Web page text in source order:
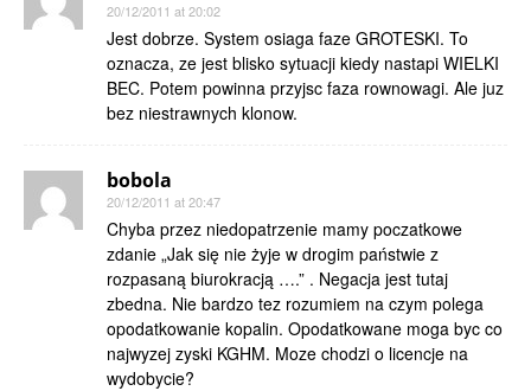
20/12/2011 at 20:02
Jest dobrze. System osiaga faze GROTESKI. To
oznacza, ze jest blisko sytuacji kiedy nastapi WIELKI
BEC. Potem powinna przyjsc faza rownowagi. Ale juz
bez niestrawnych klonow.
bobola
20/12/2011 at 20:47
Chyba przez niedopatrzenie mamy poczatkowe
zdanie „Jak się nie żyje w drogim państwie z
rozpasaną biurokracją ….” . Negacja jest tutaj
zbedna. Nie bardzo tez rozumiem na czym polega
opodatkowanie kopalin. Opodatkowane moga byc co
najwyzej zyski KGHM. Moze chodzi o licencje na
wydobycie?